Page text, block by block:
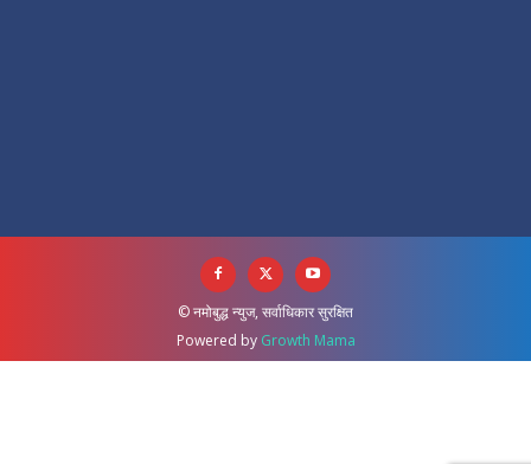
© नमोबुद्ध न्युज, सर्वाधिकार सुरक्षित
Powered by Growth Mama